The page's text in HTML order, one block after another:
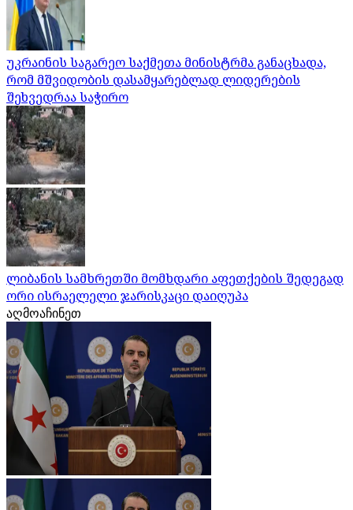
უკრაინის საგარეო საქმეთა მინისტრმა განაცხადა,
რომ მშვიდობის დასამყარებლად ლიდერების
შეხვედრაა საჭირო
ლიბანის სამხრეთში მომხდარი აფეთქების შედეგად
ორი ისრაელელი ჯარისკაცი დაიღუპა
აღმოაჩინეთ